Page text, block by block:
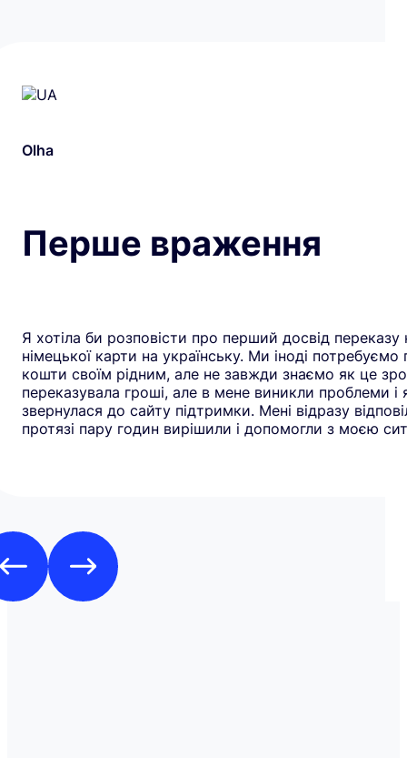
Olha
Перше враження
Я хотіла би розповісти про перший досвід переказу
німецької карти на українську. Ми іноді потребуємо
кошти своїм рідним, але не завжди знаємо як це
переказувала гроші, але в мене виникли проблеми і
звернулася до сайту підтримки. Мені відразу
протязі пару годин вирішили і допомогли з моєю